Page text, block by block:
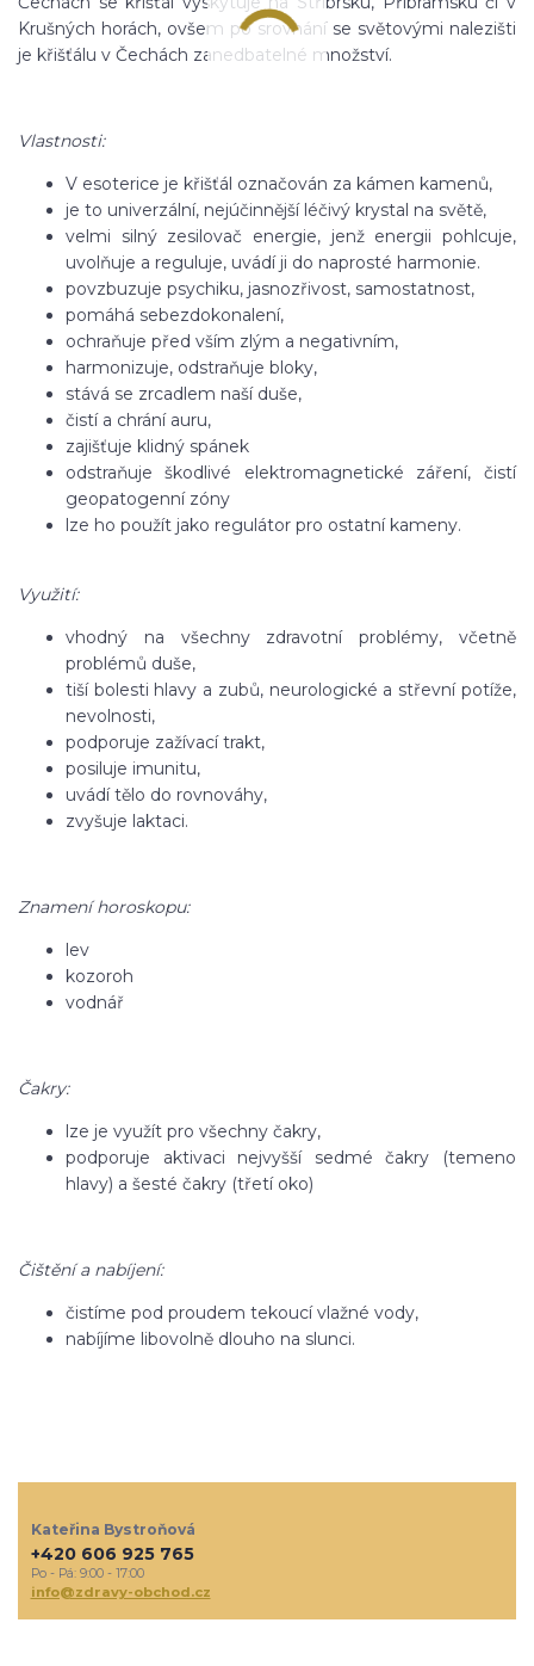
Krušných horách, ovšem po srovnání se světovými nalezišti
je křišťálu v Čechách zanedbatelné množství.
Vlastnosti:
V esoterice je křišťál označován za kámen kamenů,
je to univerzální, nejúčinnější léčivý krystal na světě,
velmi silný zesilovač energie, jenž energii pohlcuje,
uvolňuje a reguluje, uvádí ji do naprosté harmonie.
povzbuzuje psychiku, jasnozřivost, samostatnost,
pomáhá sebezdokonalení,
ochraňuje před vším zlým a negativním,
harmonizuje, odstraňuje bloky,
stává se zrcadlem naší duše,
čistí a chrání auru,
zajišťuje klidný spánek
odstraňuje škodlivé elektromagnetické záření, čistí
geopatogenní zóny
lze ho použít jako regulátor pro ostatní kameny.
Využití:
vhodný na všechny zdravotní problémy, včetně
problémů duše,
tiší bolesti hlavy a zubů, neurologické a střevní potíže,
nevolnosti,
podporuje zažívací trakt,
posiluje imunitu,
uvádí tělo do rovnováhy,
zvyšuje laktaci.
Znamení horoskopu:
lev
kozoroh
vodnář
Čakry:
lze je využít pro všechny čakry,
podporuje aktivaci nejvyšší sedmé čakry (temeno
hlavy) a šesté čakry (třetí oko)
Čištění a nabíjení:
čistíme pod proudem tekoucí vlažné vody,
nabíjíme libovolně dlouho na slunci.
Kateřina Bystroňová
+420 606 925 765
Po - Pá: 9:00 - 17:00
info@zdravy-obchod.cz